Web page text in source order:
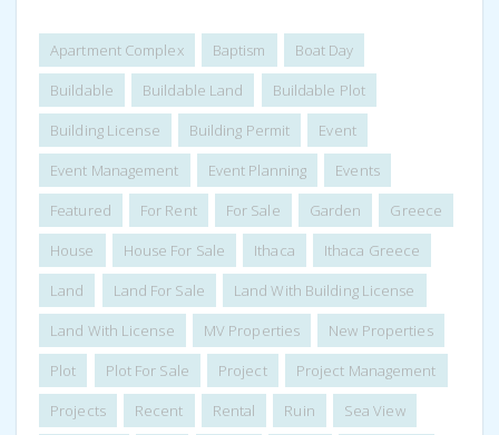
Apartment Complex Baptism
Boat Day
Buildable
Buildable Land
Buildable Plot
Building License
Building Permit
Event
Event Management
Event Planning
Events
Featured
For Rent For Sale Garden
Greece
House
House For Sale Ithaca
Ithaca Greece
Land
Land For Sale
Land With Building License
Land With License
MV Properties
New Properties
Plot
Plot For Sale Project
Project Management
Projects
Recent Rental Ruin
Sea View